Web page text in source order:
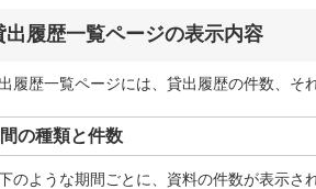
出履歴一覧ページの表示内容
履歴一覧ページには、貸出履歴の件数、そ
の種類と件数
のような期間ごとに、資料の件数が表示さ